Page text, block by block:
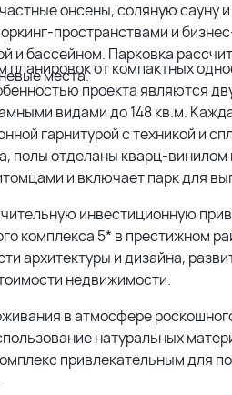
онсены, соляную сауну
пространствами и
и бассейном. Парковка
места.от компактных
проекта являются
видами до 148 кв.м.
гарнитурой с техникой и
полы отделаны кварц-
и включает парк для
инвестиционную
комплекса 5* в престижном
архитектуры и дизайна,
недвижимости.
в атмосфере
натуральных
привлекательным для